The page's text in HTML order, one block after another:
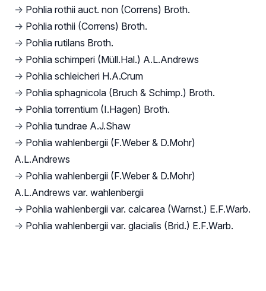
→ Pohlia rothii auct. non (Correns) Broth.
→ Pohlia rothii (Correns) Broth.
→ Pohlia rutilans Broth.
→ Pohlia schimperi (Müll.Hal.) A.L.Andrews
→ Pohlia schleicheri H.A.Crum
→ Pohlia sphagnicola (Bruch & Schimp.) Broth.
→ Pohlia torrentium (I.Hagen) Broth.
→ Pohlia tundrae A.J.Shaw
→ Pohlia wahlenbergii (F.Weber & D.Mohr)
A.L.Andrews
→ Pohlia wahlenbergii (F.Weber & D.Mohr)
A.L.Andrews var. wahlenbergii
→ Pohlia wahlenbergii var. calcarea (Warnst.) E.F.Warb.
→ Pohlia wahlenbergii var. glacialis (Brid.) E.F.Warb.